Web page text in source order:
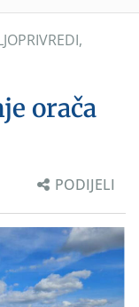
,
orača
PODIJELI